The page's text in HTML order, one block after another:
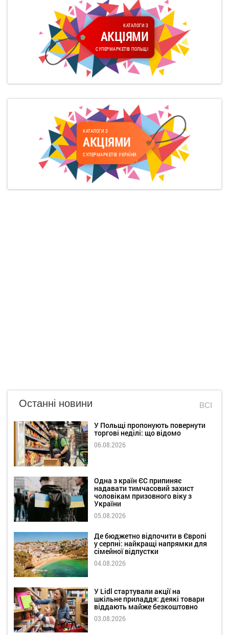
КАТАЛОГИ З
АКЦІЯМИ
СУПЕРМАРКЕТІВ ПОЛЬЩІ
КАТАЛОГИ З
АКЦІЯМИ
СУПЕРМАРКЕТІВ УКРАЇНИ
Останні новини ВСІ
У Польщі пропонують повернути
торгові неділі: що відомо
06.08.2026
Одна з країн ЄС припиняє
надавати тимчасовий захист
чоловікам призовного віку з
України
05.08.2026
Де бюджетно відпочити в Європі
у серпні: найкращі напрямки для
сімейної відпустки
04.08.2026
У Lidl стартували акції на
шкільне приладдя: деякі товари
віддають майже безкоштовно
03.08.2026